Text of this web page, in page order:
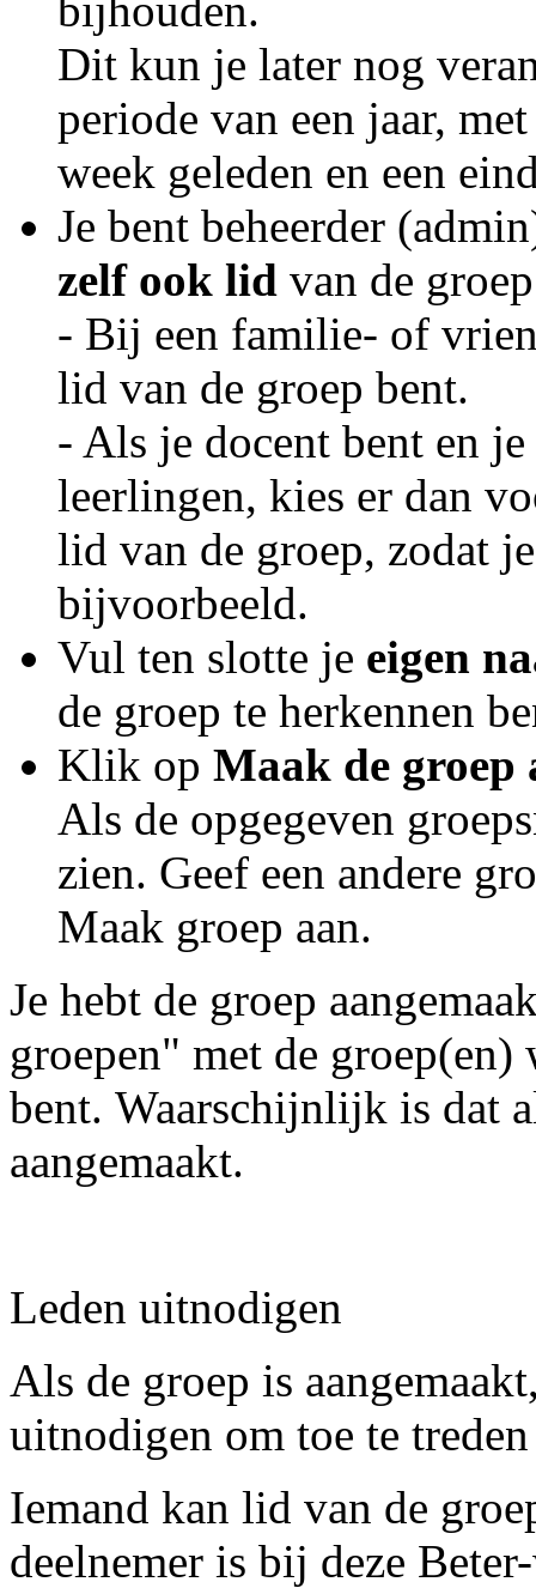
Dit kun je later nog
periode van een jaar,
week geleden en een
Je bent beheerder
zelf ook lid van de
- Bij een familie- of
lid van de groep bent.
- Als je docent bent en
leerlingen, kies er dan
lid van de groep, zodat
bijvoorbeeld.
Vul ten slotte je eigen
de groep te herkennen
Klik op Maak de groep
Als de opgegeven
zien. Geef een andere
Maak groep aan.
Je hebt de groep
groepen" met de
bent. Waarschijnlijk is dat
aangemaakt.
Leden uitnodigen
Als de groep is
uitnodigen om toe te
Iemand kan lid van de
deelnemer is bij deze